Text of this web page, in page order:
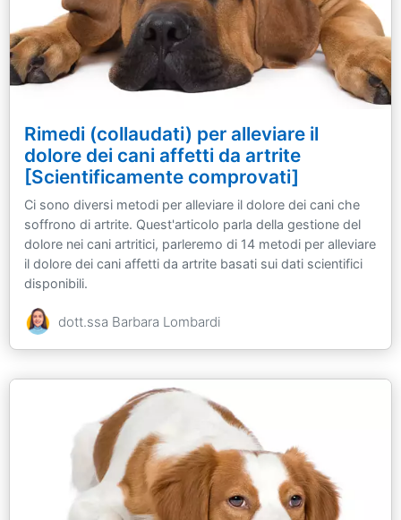
Rimedi (collaudati) per alleviare il
dolore dei cani affetti da artrite
[Scientificamente comprovati]
Ci sono diversi metodi per alleviare il dolore dei cani che
soffrono di artrite. Quest'articolo parla della gestione del
dolore nei cani artritici, parleremo di 14 metodi per alleviare
il dolore dei cani affetti da artrite basati sui dati scientifici
disponibili.
dott.ssa Barbara Lombardi